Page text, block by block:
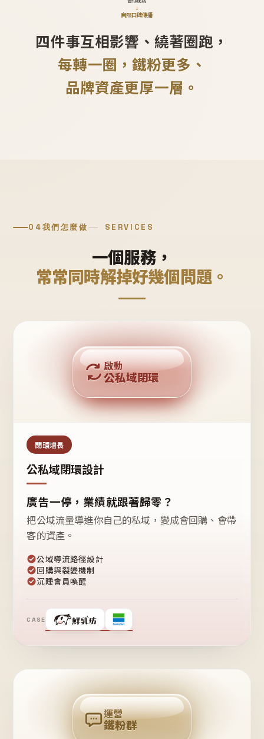
↓
自然口碑傳播
四件事互相影響、繞著圈跑，
每轉一圈，鐵粉更多、
品牌資產更厚一層。
04我們怎麼做 SERVICES
一個服務，
常常同時解掉好幾個問題。
公域流量
私域鐵粉
回購複利
啟動
公私域閉環
閉環增長
公私域閉環設計
廣告一停，業績就跟著歸零？
把公域流量導進你自己的私域，變成會回購、會帶
客的資產。
公域導流路徑設計
回購與裂變機制
沉睡會員喚醒
CASE
❤
粉
回
購
運營
鐵粉群